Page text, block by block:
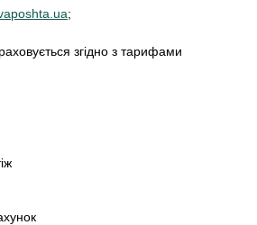
;
згідно з тарифами